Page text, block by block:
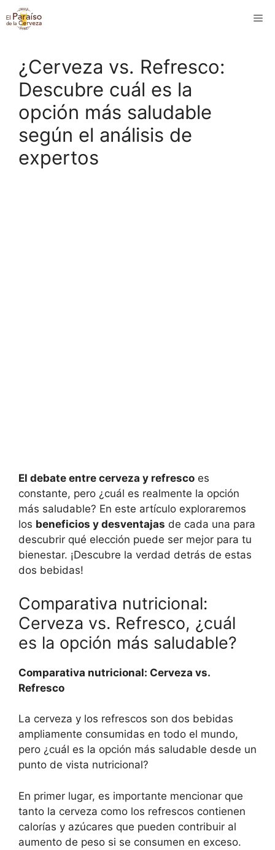
Saltar
al
¿Cerveza vs. Refresco:
Descubre cuál es la
opción más saludable
según el análisis de
expertos
El debate entre cerveza y refresco es
constante, pero ¿cuál es realmente la opción
más saludable? En este artículo exploraremos
los beneficios y desventajas de cada una para
descubrir qué elección puede ser mejor para tu
bienestar. ¡Descubre la verdad detrás de estas
dos bebidas!
Comparativa nutricional:
Cerveza vs. Refresco, ¿cuál
es la opción más saludable?
Comparativa nutricional: Cerveza vs.
Refresco
La cerveza y los refrescos son dos bebidas
ampliamente consumidas en todo el mundo,
pero ¿cuál es la opción más saludable desde un
punto de vista nutricional?
En primer lugar, es importante mencionar que
tanto la cerveza como los refrescos contienen
calorías y azúcares que pueden contribuir al
aumento de peso si se consumen en exceso.